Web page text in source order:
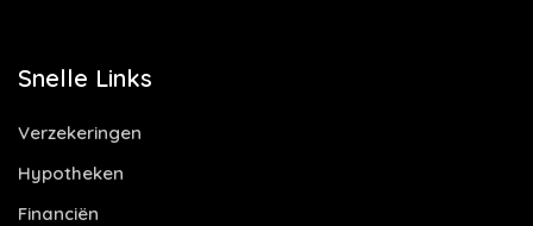
Snelle Links
Verzekeringen
Hypotheken
Financiën